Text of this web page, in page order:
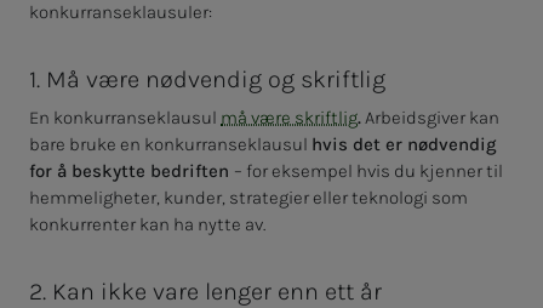
konkurranseklausuler:
1. Må være nødvendig og skriftlig
En konkurranseklausul må være skriftlig.Arbeidsgiver kan
bare bruke en konkurranseklausul hvis det er nødvendig
for å beskytte bedriften – for eksempel hvis du kjenner til
hemmeligheter, kunder, strategier eller teknologi som
konkurrenter kan ha nytte av.
2. Kan ikke vare lenger enn ett år